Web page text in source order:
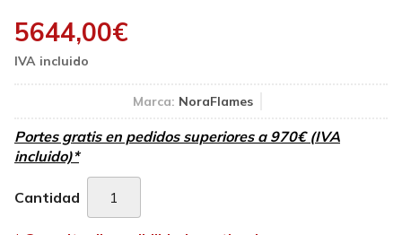
5644,00€
Marca: NoraFlames
Portes gratis en pedidos superiores a 970€ (IVA
incluido)*
Cantidad